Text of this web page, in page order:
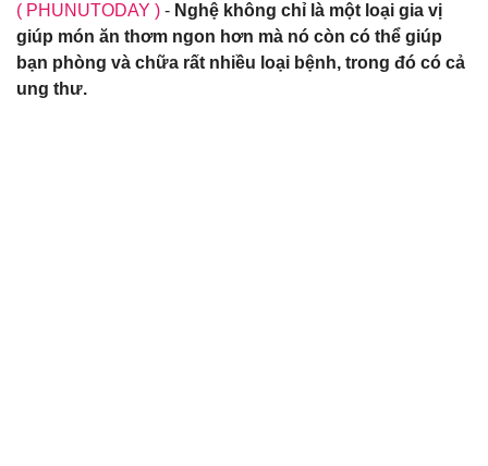
( PHUNUTODAY ) - Nghệ không chỉ là một loại gia vị
giúp món ăn thơm ngon hơn mà nó còn có thể giúp
bạn phòng và chữa rất nhiều loại bệnh, trong đó có cả
ung thư.